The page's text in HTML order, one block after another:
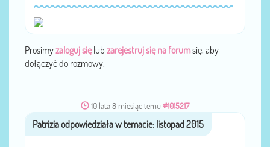
Prosimyzaloguj sięlub zarejestruj się na forumsię, aby
dołączyć do rozmowy.
10 lata 8 miesiąc temu #1015217
przezPatrizia